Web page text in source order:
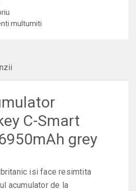
multumiti
C-Smart
grey
isi face resimtita
acumulator de la